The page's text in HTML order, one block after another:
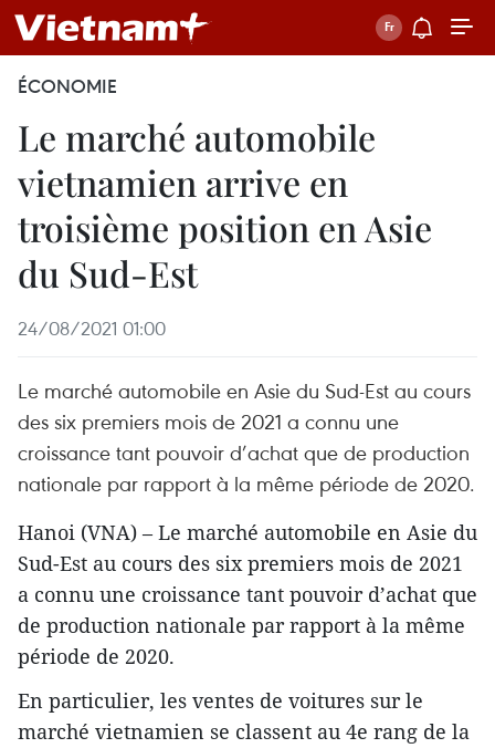
ÉCONOMIE
Le marché automobile
vietnamien arrive en
troisième position en Asie
du Sud-Est
24/08/2021 01:00
Le marché automobile en Asie du Sud-Est au cours
des six premiers mois de 2021 a connu une
croissance tant pouvoir d’achat que de production
nationale par rapport à la même période de 2020.
Hanoi (VNA) – Le marché automobile en Asie du
Sud-Est au cours des six premiers mois de 2021
a connu une croissance tant pouvoir d’achat que
de production nationale par rapport à la même
période de 2020.
En particulier, les ventes de voitures sur le
marché vietnamien se classent au 4e rang de la